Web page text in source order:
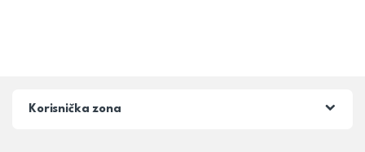
Korisnička zona